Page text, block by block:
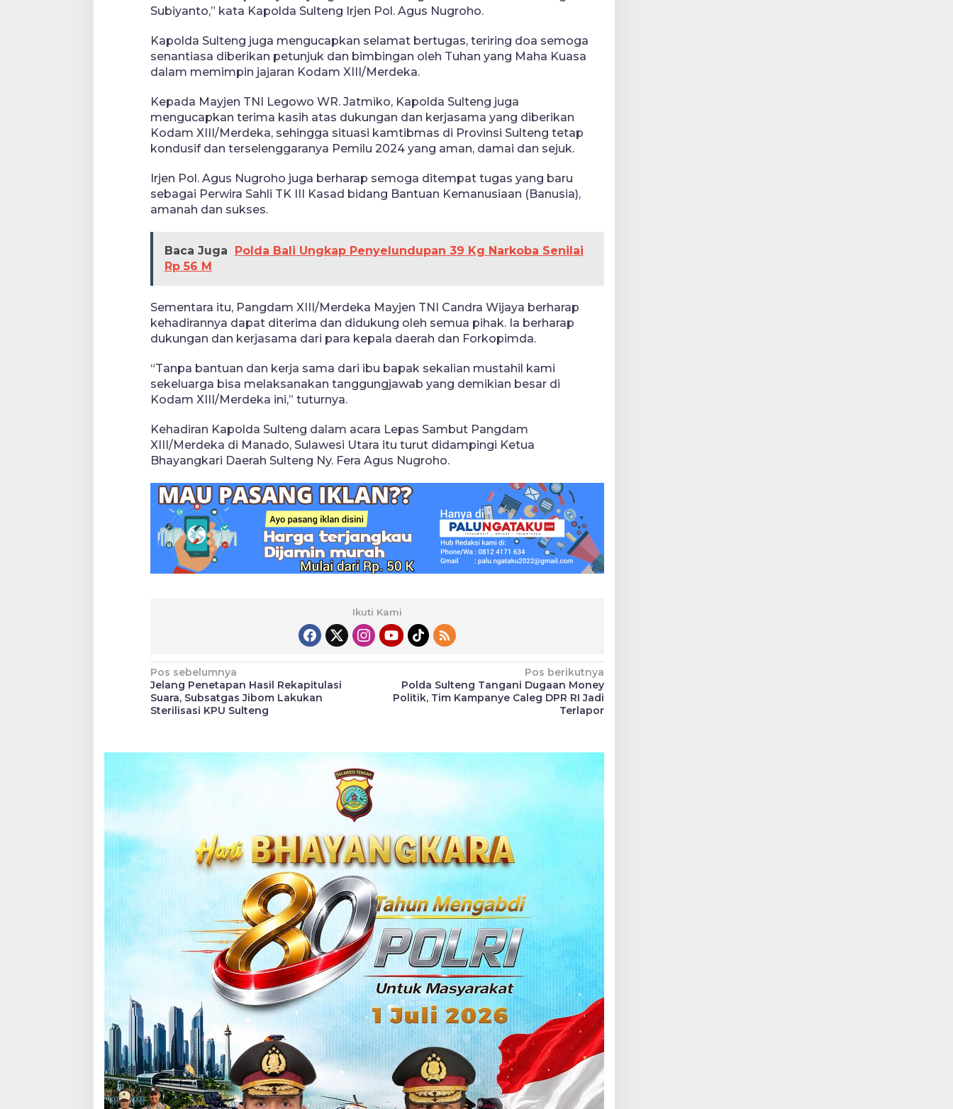
Subiyanto,” kata Kapolda Sulteng Irjen Pol. Agus Nugroho.
Kapolda Sulteng juga mengucapkan selamat bertugas, teriring doa semoga
senantiasa diberikan petunjuk dan bimbingan oleh Tuhan yang Maha Kuasa
dalam memimpin jajaran Kodam XIII/Merdeka.
Kepada Mayjen TNI Legowo WR. Jatmiko, Kapolda Sulteng juga
mengucapkan terima kasih atas dukungan dan kerjasama yang diberikan
Kodam XIII/Merdeka, sehingga situasi kamtibmas di Provinsi Sulteng tetap
kondusif dan terselenggaranya Pemilu 2024 yang aman, damai dan sejuk.
Irjen Pol. Agus Nugroho juga berharap semoga ditempat tugas yang baru
sebagai Perwira Sahli TK III Kasad bidang Bantuan Kemanusiaan (Banusia),
amanah dan sukses.
Baca Juga
Polda Bali Ungkap Penyelundupan 39 Kg Narkoba Senilai
Rp 56 M
Sementara itu, Pangdam XIII/Merdeka Mayjen TNI Candra Wijaya berharap
kehadirannya dapat diterima dan didukung oleh semua pihak. Ia berharap
dukungan dan kerjasama dari para kepala daerah dan Forkopimda.
“Tanpa bantuan dan kerja sama dari ibu bapak sekalian mustahil kami
sekeluarga bisa melaksanakan tanggungjawab yang demikian besar di
Kodam XIII/Merdeka ini,” tuturnya.
Kehadiran Kapolda Sulteng dalam acara Lepas Sambut Pangdam
XIII/Merdeka di Manado, Sulawesi Utara itu turut didampingi Ketua
Bhayangkari Daerah Sulteng Ny. Fera Agus Nugroho.
Ikuti Kami
Navigasi
pos
Pos sebelumnya
Jelang Penetapan Hasil Rekapitulasi
Suara, Subsatgas Jibom Lakukan
Sterilisasi KPU Sulteng
Pos berikutnya
Polda Sulteng Tangani Dugaan Money
Politik, Tim Kampanye Caleg DPR RI Jadi
Terlapor